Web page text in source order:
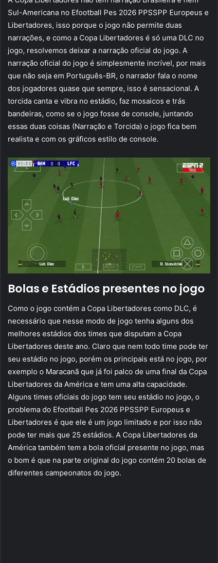
Sul-Americana no Efootball Pes 2026 PPSSPP Europeus e
Libertadores, isso porque o jogo não permite duas
narrações, e como a Copa Libertadores é só uma DLC no
jogo, resolvemos deixar a narração oficial do jogo. A
narração oficial do jogo é simplesmente incrível, por mais
que não seja em Português-BR, o narrador fala o nome
dos jogadores quase que sempre, isso é sensacional. A
torcida canta e vibra no estádio, faz mosaicos e trás
bandeiras, como se o jogo fosse de console, juntando
essas duas coisas (Narração e Torcida) o jogo fica bem
realista e com os gráficos estilo de console.
Bolas e Estádios presentes no jogo
Como o jogo contém a Copa Libertadores como DLC, é
necessário que nesse modo de jogo tenha alguns dos
melhores estádios dos times que disputam a Copa
Libertadores deste ano. Claro que nem todo time pode ter
seu estádio no jogo, porém os principais está no jogo, por
exemplo o Maracanã que já foi palco de uma final da Copa
Libertadores da América e tem uma alta capacidade.
Alguns times oficiais do jogo tem seu estádio no jogo, o
problema do Efootball Pes 2026 PPSSPP Europeus e
Libertadores é que ele é um jogo limitado e por isso não
pode ter mais que 25 estádios. A Copa Libertadores da
América também tem a bola oficial presente no jogo, mas
o bom é que na parte original do jogo contém 20 bolas de
diferentes campeonatos do jogo.